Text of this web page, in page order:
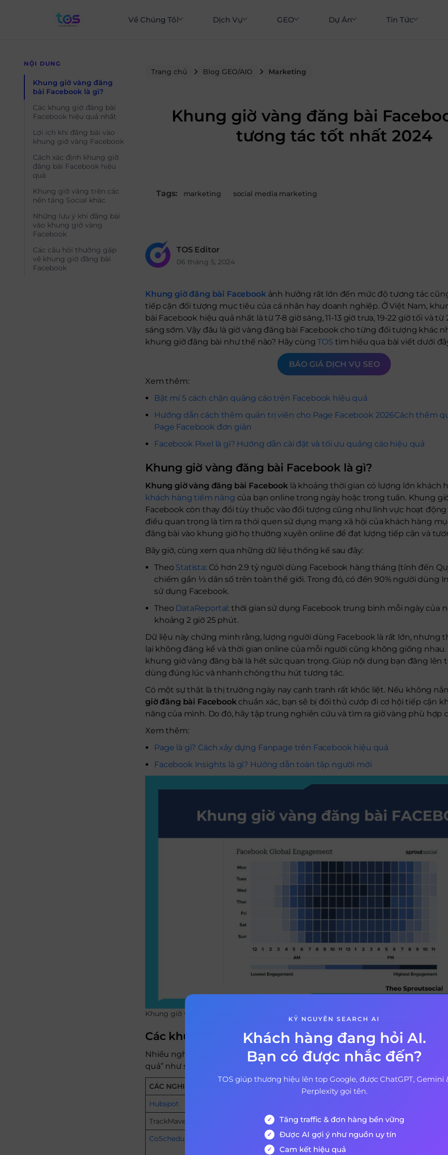
Về Chúng Tôi Dịch Vụ GEO Dự Án Tin Tức
Trang chủ Blog GEO/AIO Marketing
Khung giờ vàng đăng bài
tương tác tốt nhất 2024
Tags: marketing social media marketing
TOS Editor
06 tháng 5, 2024
NỘI DUNG
Khung giờ vàng đăng
bài Facebook là gì?
Các khung giờ đăng bài
Facebook hiệu quả nhất
Lợi ích khi đăng bài vào
khung giờ vàng Facebook
Cách xác định khung giờ
đăng bài Facebook hiệu
quả
Khung giờ vàng trên các
nền tảng Social khác
Những lưu ý khi đăng bài
vào khung giờ vàng
Facebook
Các câu hỏi thường gặp
về khung giờ đăng bài
Facebook
Khung giờ đăng bài Facebookảnh hưởng rất lớn đến mức độ tương tác
tiếp cận đối tượng mục tiêu của cá nhân hay doanh nghiệp. Ở Việt Nam,
bài Facebook hiệu quả nhất là từ 7-8 giờ sáng, 11-13 giờ trưa, 19-22 giờ tối và
sáng sớm. Vậy đâu là giờ vàng đăng bài Facebook cho từng đối tượng khác
khung giờ đăng bài như thế nào? Hãy cùngTOS tìm hiểu qua bài viết dưới
BÁO GIÁ DỊCH VỤ SEO
Xem thêm:
Bật mí 5 cách chặn quảng cáo trên Facebook hiệu quả
Hướng dẫn cách thêm quản trị viên cho Page Facebook 2026Cách thêm
Page Facebook đơn giản
Facebook Pixel là gì? Hướng dẫn cài đặt và tối ưu quảng cáo hiệu quả
Khung giờ vàng đăng bài Facebook là gì?
Khung giờ vàng đăng bài Facebooklà khoảng thời gian có lượng lớn khách
khách hàng tiềm năng của bạn online trong ngày hoặc trong tuần. Khung
Facebook còn thay đổi tùy thuộc vào đối tượng cũng như lĩnh vực hoạt động
điều quan trọng là tìm ra thói quen sử dụng mạng xã hội của khách hàng
đăng bài vào khung giờ họ thường xuyên online để đạt lượng tiếp cận và
Bây giờ, cùng xem qua những dữ liệu thống kế sau đây:
Theo Statista: Có hơn 2.9 tỷ người dùng Facebook hàng tháng (tính đến
chiếm gần ⅓ dân số trên toàn thế giới. Trong đó, có đến90%người dùng
sử dụng Facebook.
Theo DataReportal: thời gian sử dụng Facebook trung bình mỗi ngày của
khoảng 2 giờ 25 phút.
Dữ liệu này chứng minh rằng, lượng người dùng Facebook là rất lớn, nhưng
lại không đáng kể và thời gian online của mỗi người cũng không giống nhau.
khung giờ vàng đăng bài là hết sức quan trọng. Giúp nội dung bạn đăng lên
dùng đúng lúc và nhanh chóng thu hút tương tác.
Có một sự thật là thị trường ngày nay cạnh tranh rất khốc liệt. Nếu không
giờ đăng bài Facebookchuẩn xác, bạn sẽ bị đối thủ cướp đi cơ hội tiếp cận
năng của mình. Do đó, hãy tập trung nghiên cứu và tìm ra giờ vàng phù hợp
Xem thêm:
Page là gì? Cách xây dựng Fanpage trên Facebook hiệu quả
Facebook Insights là gì? Hướng dẫn toàn tập người mới
Khung giờ vàng đăng bài Facebook (Nguồn: TOS)
Các khung giờ đăng bài Facebook hiệu quả nhất
Nhiều nghiên cứu đã được thực hiện nhằm xác định các “Khung giờ đăng
quả” như sau:
CÁC NGHIÊN CỨU VỀ KHUNG GIỜ ĐĂNG BÀI FACEBOOK HIỆU QUẢ
Hubspot
TrackMaven
20 giờ tối thứ Năm hàng tuần.
CoSchedule
– Top 5 khung giờ tốt nhất lần lượt là: 9h sáng, 7h sáng, 10h sáng, 8h
– Top 3 ngày đăng tốt nhất: thứ Sáu, thứ Tư, thứ Hai.
KỶ NGUYÊN SEARCH AI
Khách hàng đang hỏi AI.
Bạn có được nhắc đến?
TOS giúp thương hiệu lên top Google, được ChatGPT, Gemini
Perplexity gọi tên.
Tăng traffic & đơn hàng bền vững
Được AI gợi ý như nguồn uy tín
Cam kết hiệu quả